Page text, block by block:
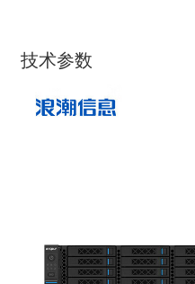
技术参数